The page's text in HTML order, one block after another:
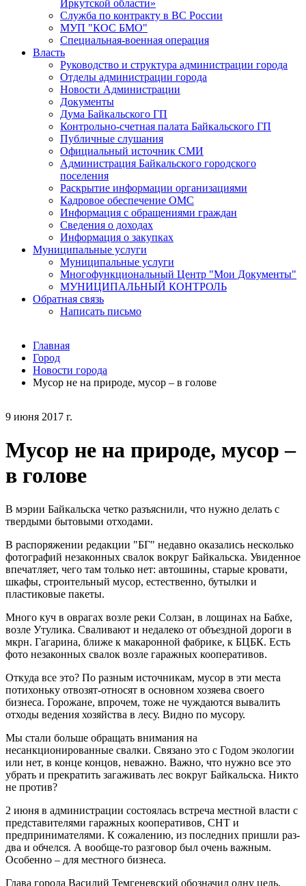
9 июня 2017 г.
Мусор не на природе, мусор –
в голове
В мэрии Байкальска четко разъяснили, что нужно делать с
твердыми бытовыми отходами.
В распоряжении редакции "БГ" недавно оказались несколько
фотографий незаконных свалок вокруг Байкальска. Увиденное
впечатляет, чего там только нет: автошины, старые кровати,
шкафы, строительный мусор, естественно, бутылки и
пластиковые пакеты.
Много куч в оврагах возле реки Солзан, в лощинах на Бабхе,
возле Утулика. Сваливают и недалеко от объездной дороги в
мкрн. Гагарина, ближе к макаронной фабрике, к БЦБК. Есть
фото незаконных свалок возле гаражных кооперативов.
Откуда все это? По разным источникам, мусор в эти места
потихоньку отвозят-относят в основном хозяева своего
бизнеса. Горожане, впрочем, тоже не чуждаются вывалить
отходы ведения хозяйства в лесу. Видно по мусору.
Мы стали больше обращать внимания на
несанкционированные свалки. Связано это с Годом экологии
или нет, в конце концов, неважно. Важно, что нужно все это
убрать и прекратить загаживать лес вокруг Байкальска. Никто
не против?
2 июня в администрации состоялась встреча местной власти с
представителями гаражных кооперативов, СНТ и
предпринимателями. К сожалению, из последних пришли раз-
два и обчелся. А вообще-то разговор был очень важным.
Особенно – для местного бизнеса.
Глава города Василий Темгеневский обозначил одну цель,
Иркутской области»
Служба по контракту в ВС России
МУП "КОС БМО"
Специальная-военная операция
Власть
Руководство и структура администрации города
Отделы администрации города
Новости Администрации
Документы
Дума Байкальского ГП
Контрольно-счетная палата Байкальского ГП
Публичные слушания
Официальный источник СМИ
Администрация Байкальского городского
поселения
Раскрытие информации организациями
Кадровое обеспечение ОМС
Информация с обращениями граждан
Сведения о доходах
Информация о закупках
Муниципальные услуги
Муниципальные услуги
Многофункциональный Центр "Мои Документы"
МУНИЦИПАЛЬНЫЙ КОНТРОЛЬ
Обратная связь
Написать письмо
Главная
Город
Новости города
Мусор не на природе, мусор – в голове